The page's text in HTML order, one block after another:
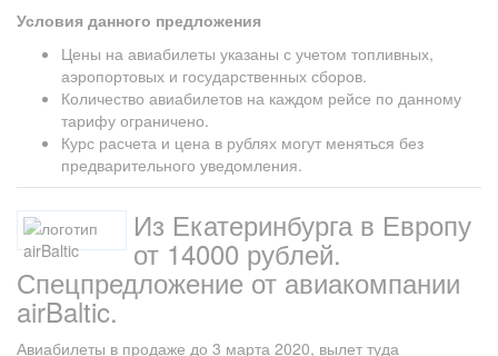
Условия данного предложения
Цены на авиабилеты указаны с учетом топливных,
аэропортовых и государственных сборов.
Количество авиабилетов на каждом рейсе по данному
тарифу ограничено.
Курс расчета и цена в рублях могут меняться без
предварительного уведомления.
Из Екатеринбурга в Европу
от 14000 рублей.
Спецпредложение от авиакомпании
airBaltic.
Авиабилеты в продаже до 3 марта 2020, вылет туда